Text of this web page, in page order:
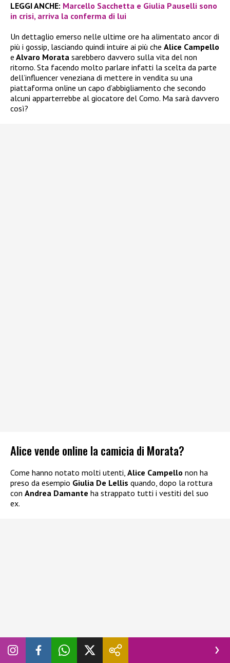
LEGGI ANCHE: Marcello Sacchetta e Giulia Pauselli sono
in crisi, arriva la conferma di lui
Un dettaglio emerso nelle ultime ore ha alimentato ancor di
più i gossip, lasciando quindi intuire ai più che Alice Campello
e Alvaro Morata sarebbero davvero sulla vita del non
ritorno. Sta facendo molto parlare infatti la scelta da parte
dell’influencer veneziana di mettere in vendita su una
piattaforma online un capo d’abbigliamento che secondo
alcuni apparterrebbe al giocatore del Como. Ma sarà davvero
così?
Alice vende online la camicia di Morata?
Come hanno notato molti utenti, Alice Campello non ha
preso da esempio Giulia De Lellis quando, dopo la rottura
con Andrea Damante ha strappato tutti i vestiti del suo
ex.